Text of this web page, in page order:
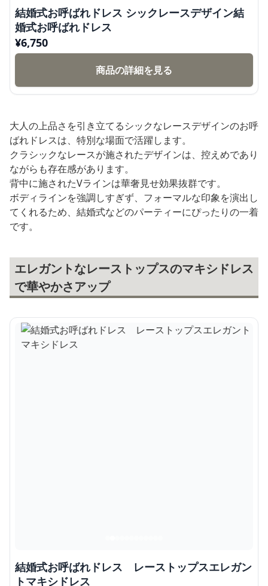
結婚式お呼ばれドレス シックレースデザイン結
婚式お呼ばれドレス
¥6,750
商品の詳細を見る
大人の上品さを引き立てるシックなレースデザインのお呼
ばれドレスは、特別な場面で活躍します。
クラシックなレースが施されたデザインは、控えめであり
ながらも存在感があります。
背中に施されたVラインは華奢見せ効果抜群です。
ボディラインを強調しすぎず、フォーマルな印象を演出し
てくれるため、結婚式などのパーティーにぴったりの一着
です。
エレガントなレーストップスのマキシドレス
で華やかさアップ
結婚式お呼ばれドレス レーストップスエレガン
トマキシドレス